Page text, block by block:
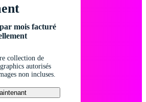
mois facturé
collection de
autorisés
non incluses.